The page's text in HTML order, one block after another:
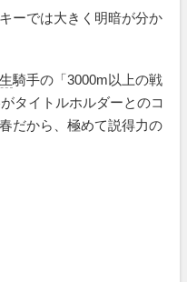
ーでは大きく明暗が分か
騎手の「3000m以上の戦
タイトルホルダーとのコ
だから、極めて説得力の